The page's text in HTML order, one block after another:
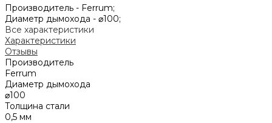
Производитель - Ferrum;
Диаметр дымохода - ⌀100;
Все характеристики
Характеристики
Отзывы
Производитель
Ferrum
Диаметр дымохода
⌀100
Толщина стали
0,5 мм